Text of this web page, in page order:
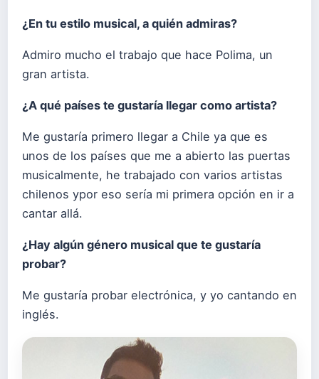
¿En tu estilo musical, a quién admiras?
Admiro mucho el trabajo que hace Polima, un
gran artista.
¿A qué países te gustaría llegar como artista?
Me gustaría primero llegar a Chile ya que es
unos de los países que me a abierto las puertas
musicalmente, he trabajado con varios artistas
chilenos ypor eso sería mi primera opción en ir a
cantar allá.
¿Hay algún género musical que te gustaría
probar?
Me gustaría probar electrónica, y yo cantando en
inglés.